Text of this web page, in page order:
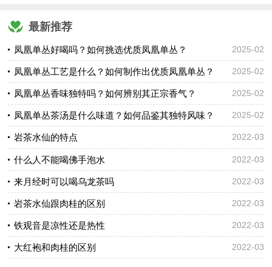
最新推荐
凤凰单丛好喝吗？如何挑选优质凤凰单丛？ 2025-02
凤凰单丛工艺是什么？如何制作出优质凤凰单丛？ 2025-02
凤凰单丛香味独特吗？如何辨别其正宗香气？ 2025-02
凤凰单丛茶汤是什么味道？如何品鉴其独特风味？ 2025-02
岩茶水仙的特点 2022-03
什么人不能喝佛手泡水 2022-03
来月经时可以喝乌龙茶吗 2022-03
岩茶水仙跟肉桂的区别 2022-03
铁观音是凉性还是热性 2022-03
大红袍和肉桂的区别 2022-03